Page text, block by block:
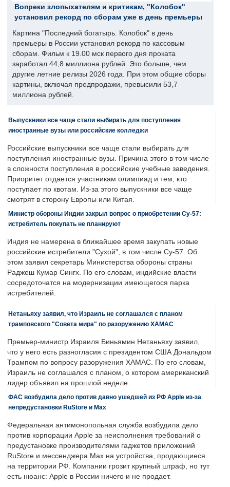
Вопреки злопыхателям и критикам, "Колобок"
установил рекорд по сборам уже в день премьеры
Картина "Последний богатырь. Колобок" в день
премьеры в России установил рекорд по кассовым
сборам. Фильм к 19.00 мск первого дня проката
заработал 44,8 миллиона рублей. Это больше, чем
другие летние релизы 2026 года. При этом общие сборы
картины, включая предпродажи, превысили 53,7
миллиона рублей.
Выпускники все чаще стали выбирать для поступления
иностранные вузы или российские колледжи
Российские выпускники все чаще стали выбирать для
поступления иностранные вузы. Причина этого в том числе
в сложности поступления в российские учебные заведения.
Приоритет отдается участникам олимпиад и тем, кто
поступает по квотам. Из-за этого выпускники все чаще
смотрят в сторону Европы или Китая.
Министр обороны Индии закрыл вопрос о приобретении Су-57:
истребитель покупать не планируют
Индия не намерена в ближайшее время закупать новые
российские истребители "Сухой", в том числе Су-57. Об
этом заявил секретарь Министерства обороны страны
Раджеш Кумар Сингх. По его словам, индийские власти
сосредоточатся на модернизации имеющегося парка
истребителей.
Нетаньяху заявил, что Израиль не соглашался с планом
трамповского "Совета мира" по разоружению ХАМАС
Премьер-министр Израиля Биньямин Нетаньяху заявил,
что у него есть разногласия с президентом США Дональдом
Трампом по вопросу разоружения ХАМАС. По его словам,
Израиль не соглашался с планом, о котором американский
лидер объявил на прошлой неделе.
ФАС возбудила дело против давно ушедшей из РФ Apple из-за
непредустановки RuStore и Max
Федеральная антимонопольная служба возбудила дело
против корпорации Apple за неисполнения требований о
предустановке производителями гаджетов приложений
RuStore и мессенджера Max на устройства, продающиеся
на территории РФ. Компании грозит крупный штраф, но тут
есть нюанс: Apple в России ничего и не продает.